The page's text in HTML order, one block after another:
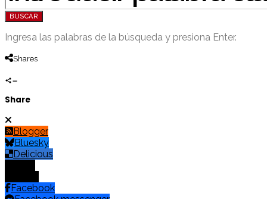
BUSCAR
Ingresa las palabras de la búsqueda y presiona Enter.
Shares
Share
Blogger
Bluesky
Delicious
Facebook